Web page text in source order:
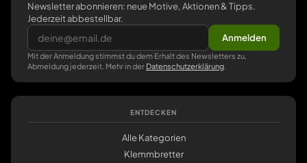
Newsletter abonnieren: neue Motive, Aktionen & Tipps.
Jederzeit abbestellbar.
Anmelden
Mit der Anmeldung stimmst du dem Erhalt des Newsletters zu,
Abmeldung jederzeit. Mehr in der Datenschutzerklärung
ENTDECKEN
Alle Kategorien
Klemmbretter